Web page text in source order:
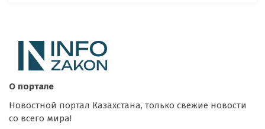
О портале
Новостной портал Казахстана, только свежие новости
со всего мира!